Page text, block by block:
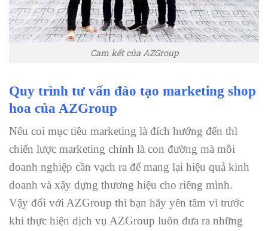
Cam kết của AZGroup
Quy trình tư vấn đào tạo marketing shop
hoa của AZGroup
Nếu coi mục tiêu marketing là đích hướng đến thì
chiến lược marketing chính là con đường mà mỗi
doanh nghiệp cần vạch ra để mang lại hiệu quả kinh
doanh và xây dựng thương hiệu cho riêng mình.
Vậy đối với AZGroup thì bạn hãy yên tâm vì trước
khi thực hiện dịch vụ AZGroup luôn đưa ra những